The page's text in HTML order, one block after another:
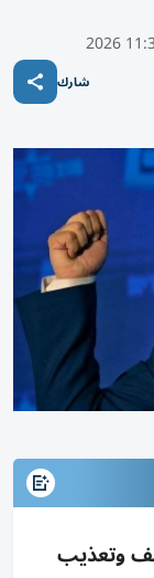
شارك
وتعذيب